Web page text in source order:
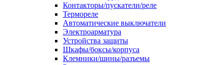
Контакторы/пускатели/реле
Термореле
Автоматические выключатели
Электроарматура
Устройства защиты
Шкафы/боксы/корпуса
Клемники/шины/разъемы